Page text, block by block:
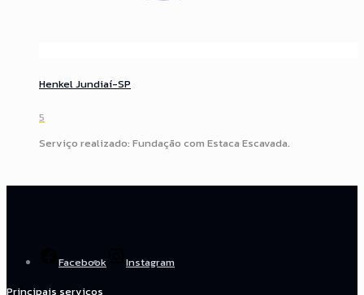
Henkel Jundiaí-SP
5
Serviço realizado: Fundação com Estaca Escavada.
Facebook
Instagram
Principais serviços